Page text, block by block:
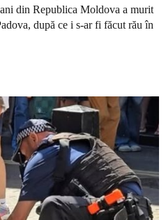
din Republica Moldova a murit
după ce i s-ar fi făcut rău în